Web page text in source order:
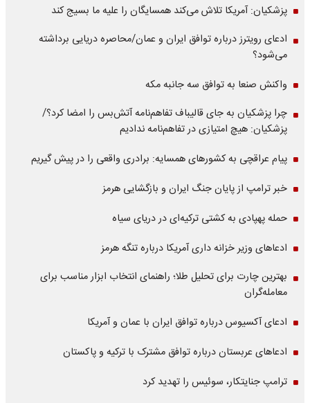
پزشکیان: آمریکا تلاش می‌کند همسایگان را علیه ما بسیج کند
ادعای رویترز درباره توافق ایران و عمان/محاصره دریایی برداشته
می‌شود؟
واکنش صنعا به توافق سه جانبه مکه
چرا پزشکیان به جای قالیباف تفاهم‌نامه آتش‌بس را امضا کرد؟/
پزشکیان: هیچ امتیازی در تفاهم‌نامه ندادیم
پیام عراقچی به کشورهای همسایه: برادری واقعی را در پیش گیریم
خبر ترامپ از پایان جنگ ایران و بازگشایی هرمز
حمله پهپادی به کشتی ترکیه‌ای در دریای سیاه
ادعاهای وزیر خزانه داری آمریکا درباره تنگه هرمز
بهترین چارت برای تحلیل طلا؛ راهنمای انتخاب ابزار مناسب برای
معامله‌گران
ادعای آکسیوس درباره توافق ایران با عمان و آمریکا
ادعاهای عربستان درباره توافق مشترک با ترکیه و پاکستان
ترامپ جنایتکار، سوئیس را تهدید کرد